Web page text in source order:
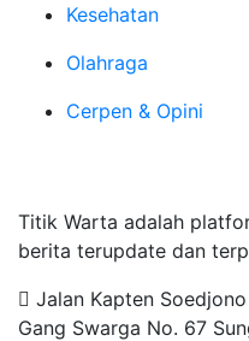
Kesehatan
Olahraga
Cerpen & Opini
Titik Warta adalah
berita terupdate dan
Jalan Kapten
Gang Swarga No. 67